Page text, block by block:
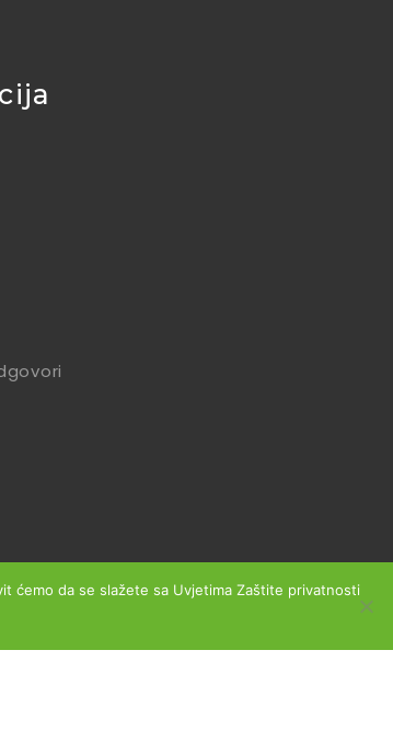
ćemo da se slažete sa Uvjetima Zaštite privatnosti